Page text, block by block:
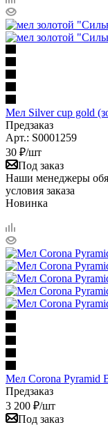
Мел Silver cup gold
Предзаказ
Арт.: S0001259
30 ₽/шт
Под заказ
Наши менеджеры
условия заказа
Новинка
Мел Corona Pyramid
Предзаказ
3 200 ₽/шт
Под заказ